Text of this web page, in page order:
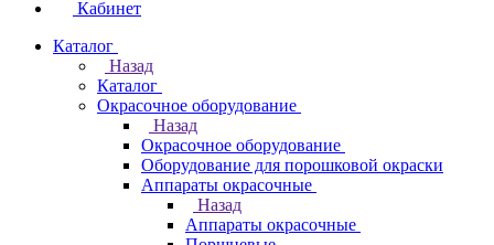
Кабинет
Каталог
Назад
Каталог
Окрасочное оборудование
Назад
Окрасочное оборудование
Оборудование для порошковой окраски
Аппараты окрасочные
Назад
Аппараты окрасочные